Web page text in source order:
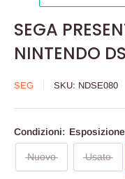
SEGA
NINTENDO DS
SEG SKU: NDSE080
Condizioni: Esposizione
Nuovo Usato